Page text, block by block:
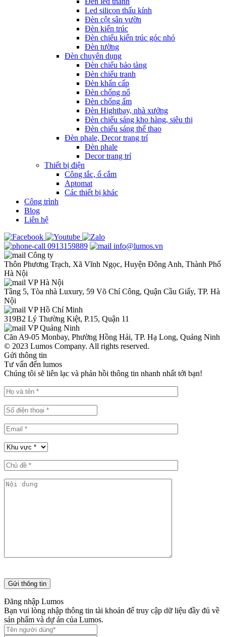
Led silicon thấu kính
Đèn cột sân vườn
Đèn kiến trúc
Đèn chiếu kiến trúc góc nhỏ
Đèn tường
Đèn chuyên dụng
Đèn chiếu bảo tàng
Đèn chiếu tranh
Đèn khẩn cấp
Đèn chống nổ
Đèn chống ẩm
Đèn Hightbay, nhà xưởng
Đèn chiếu sáng kho hàng, siêu thị
Đèn chiếu sáng thể thao
Đèn phale, Decor trang trí
Đèn phale
Decor trang trí
Thiết bị điện
Công tắc, ổ cắm
Aptomat
Các thiết bị khác
Công trình
Blog
Liên hệ
0913159889
info@lumos.vn
Công ty
Thôn Phương Trạch, Xã Vĩnh Ngọc, Huyện Đông Anh, Thành Phố
Hà Nội
VP Hà Nội
Tầng 5, Tòa nhà Luxury, 59 Võ Chí Công, Quận Cầu Giấy, TP. Hà
Nội
VP Hồ Chí Minh
319B2 Lý Thường Kiệt, P.15, Quận 11
VP Quảng Ninh
Căn A9-05 Monbay, Phường Hồng Hải, TP. Hạ Long, Quảng Ninh
© 2023 Lumos Company. All rights reserved.
Gửi thông tin
Tư vấn đến lumos
Chúng tôi sẽ liên lạc và phản hồi thông tin nhanh nhất tới bạn!
Đăng nhập Lumos
Bạn vui lòng nhập thông tin tài khoản để truy cập dữ liệu đầy đủ về
sản phẩm và dự án của Lumos.